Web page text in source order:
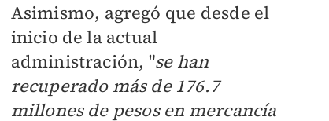
Asimismo, agregó que desde el
inicio de la actual
administración, "se han
recuperado más de 176.7
millones de pesos en mercancía